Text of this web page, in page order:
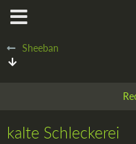
Sheeban
kalte Schleckerei